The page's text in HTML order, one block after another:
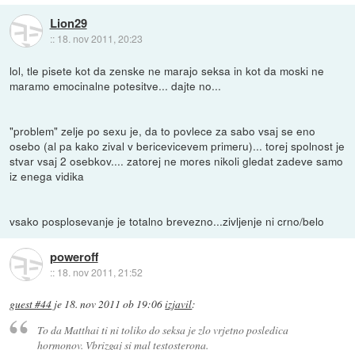
Lion29
:: 18. nov 2011, 20:23
lol, tle pisete kot da zenske ne marajo seksa in kot da moski ne
maramo emocinalne potesitve... dajte no...
"problem" zelje po sexu je, da to povlece za sabo vsaj se eno
osebo (al pa kako zival v bericevicevem primeru)... torej spolnost je
stvar vsaj 2 osebkov.... zatorej ne mores nikoli gledat zadeve samo
iz enega vidika
vsako posplosevanje je totalno brevezno...zivljenje ni crno/belo
poweroff
:: 18. nov 2011, 21:52
guest #44 je 18. nov 2011 ob 19:06izjavil:
To da Matthai ti ni toliko do seksa je zlo vrjetno posledica
hormonov. Vbrizgaj si mal testosterona.